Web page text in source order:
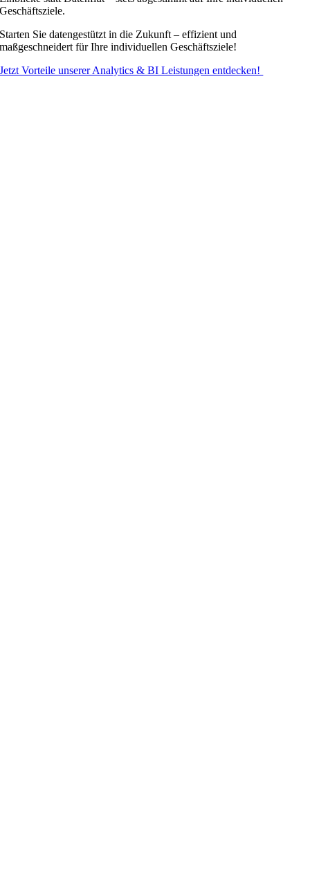
Geschäftsziele.
Starten Sie datengestützt in die Zukunft – effizient und
maßgeschneidert für Ihre individuellen Geschäftsziele!
Jetzt Vorteile unserer Analytics & BI Leistungen entdecken!